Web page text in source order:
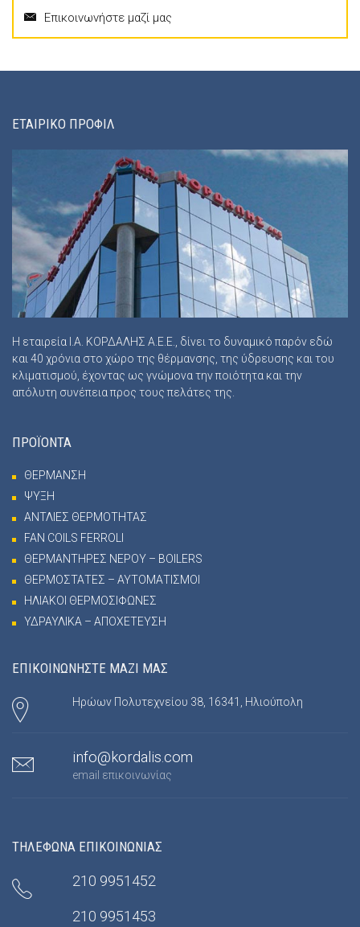
Επικοινωνήστε μαζί μας
ΕΤΑΙΡΙΚΟ ΠΡΟΦΙΛ
Η εταιρεία Ι.Α. ΚΟΡΔΑΛΗΣ Α.Ε.Ε., δίνει το δυναμικό παρόν εδώ
και 40 χρόνια στο χώρο της θέρμανσης, της ύδρευσης και του
κλιματισμού, έχοντας ως γνώμονα την ποιότητα και την
απόλυτη συνέπεια προς τους πελάτες της.
ΠΡΟΪΟΝΤΑ
ΘΕΡΜΑΝΣΗ
ΨΥΞΗ
ΑΝΤΛΙΕΣ ΘΕΡΜΟΤΗΤΑΣ
FAN COILS FERROLI
ΘΕΡΜΑΝΤΗΡΕΣ ΝΕΡΟΥ – BOILERS
ΘΕΡΜΟΣΤΑΤΕΣ – ΑΥΤΟΜΑΤΙΣΜΟΙ
ΗΛΙΑΚΟΙ ΘΕΡΜΟΣΙΦΩΝΕΣ
ΥΔΡΑΥΛΙΚΑ – ΑΠΟΧΕΤΕΥΣΗ
ΕΠΙΚΟΙΝΩΝΗΣΤΕ ΜΑΖΙ ΜΑΣ
Ηρώων Πολυτεχνείου 38, 16341, Ηλιούπολη
info@kordalis.com
email επικοινωνίας
ΤΗΛΕΦΩΝΑ ΕΠΙΚΟΙΝΩΝΙΑΣ
210 9951452
210 9951453